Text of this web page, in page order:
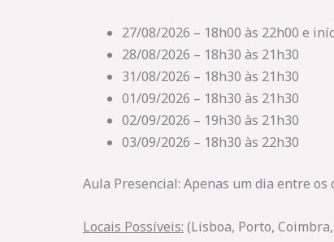
27/08/2026 – 18h00 às 22h00 e
28/08/2026 – 18h30 às 21h30
31/08/2026 – 18h30 às 21h30
01/09/2026 – 18h30 às 21h30
02/09/2026 – 19h30 às 21h30
03/09/2026 – 18h30 às 22h30
Aula Presencial: Apenas um dia entre
Locais Possíveis: (Lisboa, Porto,